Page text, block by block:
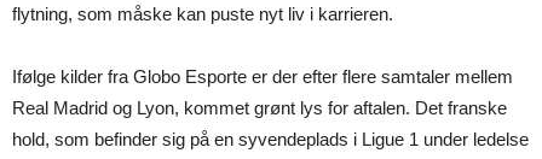
flytning, som måske kan puste nyt liv i karrieren.
Ifølge kilder fra Globo Esporte er der efter flere samtaler mellem
Real Madrid og Lyon, kommet grønt lys for aftalen. Det franske
hold, som befinder sig på en syvendeplads i Ligue 1 under ledelse